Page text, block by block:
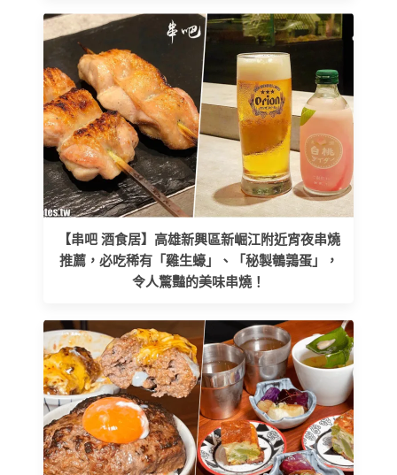
【串吧 酒食居】高雄新興區新崛江附近宵夜串燒
推薦，必吃稀有「雞生蠔」、「秘製鵪鶉蛋」，
令人驚豔的美味串燒！